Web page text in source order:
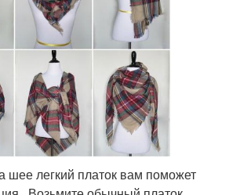
шее легкий платок вам поможет